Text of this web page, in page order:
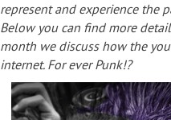
represent and experience the
Below you can find more
month we discuss how the
internet. For ever Punk!?